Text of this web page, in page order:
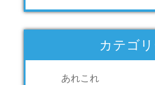
カテゴ
あれこれ